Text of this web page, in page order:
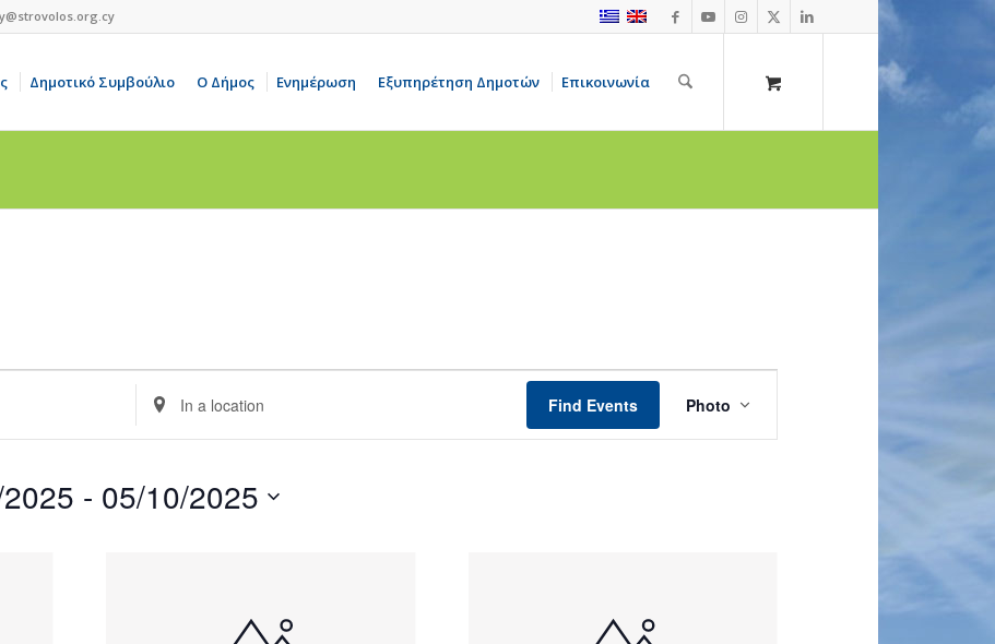
Δημοτικό Συμβούλιο Ο Δήμος Ενημέρωση Εξυπηρέτηση Δημοτών Επικοινωνία
Enter
Location.
Search
Events
by
Find Events
Views
Photo
- 05/10/2025